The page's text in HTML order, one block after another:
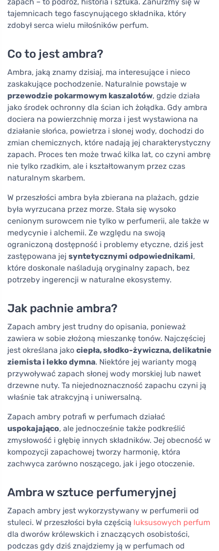
tajemnicach tego fascynującego składnika, który
zdobył serca wielu miłośników perfum.
Co to jest ambra?
Ambra, jaką znamy dzisiaj, ma interesujące i nieco
zaskakujące pochodzenie. Naturalnie powstaje w
przewodzie pokarmowym kaszalotów, gdzie działa
jako środek ochronny dla ścian ich żołądka. Gdy ambra
dociera na powierzchnię morza i jest wystawiona na
działanie słońca, powietrza i słonej wody, dochodzi do
zmian chemicznych, które nadają jej charakterystyczny
zapach. Proces ten może trwać kilka lat, co czyni ambrę
nie tylko rzadkim, ale i kształtowanym przez czas
naturalnym skarbem.
W przeszłości ambra była zbierana na plażach, gdzie
była wyrzucana przez morze. Stała się wysoko
cenionym surowcem nie tylko w perfumerii, ale także w
medycynie i alchemii. Ze względu na swoją
ograniczoną dostępność i problemy etyczne, dziś jest
zastępowana jej syntetycznymi odpowiednikami,
które doskonale naśladują oryginalny zapach, bez
potrzeby ingerencji w naturalne ekosystemy.
Jak pachnie ambra?
Zapach ambry jest trudny do opisania, ponieważ
zawiera w sobie złożoną mieszankę tonów. Najczęściej
jest określana jako ciepła, słodko-żywiczna, delikatnie
ziemista i lekko dymna. Niektóre jej warianty mogą
przywoływać zapach słonej wody morskiej lub nawet
drzewne nuty. Ta niejednoznaczność zapachu czyni ją
właśnie tak atrakcyjną i uniwersalną.
Zapach ambry potrafi w perfumach działać
uspokajająco, ale jednocześnie także podkreślić
zmysłowość i głębię innych składników. Jej obecność w
kompozycji zapachowej tworzy harmonię, która
zachwyca zarówno noszącego, jak i jego otoczenie.
Ambra w sztuce perfumeryjnej
Zapach ambry jest wykorzystywany w perfumerii od
stuleci. W przeszłości była częścią luksusowych perfum
dla dworów królewskich i znaczących osobistości,
podczas gdy dziś znajdziemy ją w perfumach od